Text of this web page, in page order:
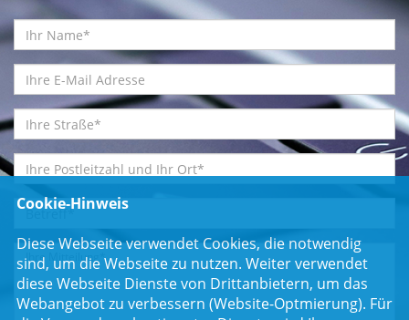
Cookie-Hinweis
Diese Webseite verwendet Cookies, die notwendig
sind, um die Webseite zu nutzen. Weiter verwendet
diese Webseite Dienste von Drittanbietern, um das
Webangebot zu verbessern (Website-Optmierung). Für